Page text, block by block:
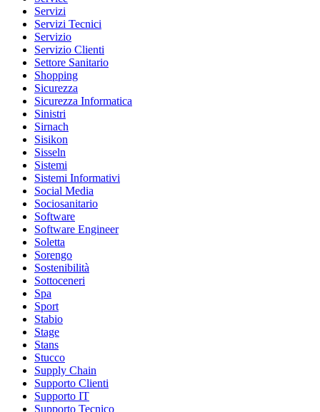
Servizi
Servizi Tecnici
Servizio
Servizio Clienti
Settore Sanitario
Shopping
Sicurezza
Sicurezza Informatica
Sinistri
Sirnach
Sisikon
Sisseln
Sistemi
Sistemi Informativi
Social Media
Sociosanitario
Software
Software Engineer
Soletta
Sorengo
Sostenibilità
Sottoceneri
Spa
Sport
Stabio
Stage
Stans
Stucco
Supply Chain
Supporto Clienti
Supporto IT
Supporto Tecnico